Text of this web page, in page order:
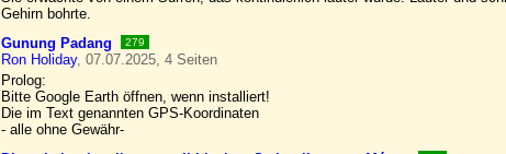
Gehirn bohrte.
Gunung Padang
279
Ron Holiday, 07.07.2025, 4 Seiten
Prolog:
Bitte Google Earth öffnen, wenn installiert!
Die im Text genannten GPS-Koordinaten
- alle ohne Gewähr-